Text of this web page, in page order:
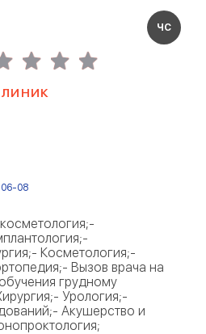
ЧС
08
Косметология;-
Вызов врача на
грудному
Урология;-
Акушерство и